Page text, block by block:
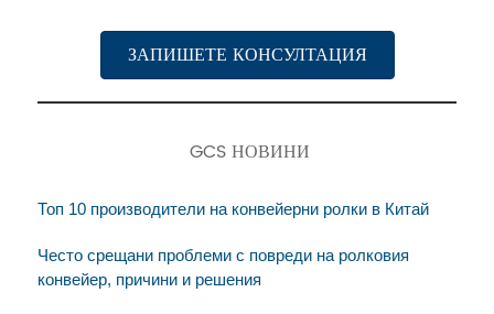
ЗАПИШЕТЕ КОНСУЛТАЦИЯ
GCS НОВИНИ
Топ 10 производители на конвейерни ролки в Китай
Често срещани проблеми с повреди на ролковия
конвейер, причини и решения